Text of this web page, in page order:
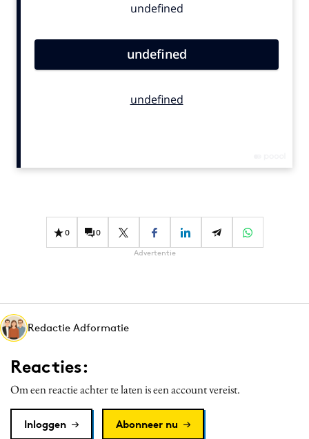
Contentmarketing
Effectiviteit
Gedragsverandering
Martech
Media
Merkstrategie
Programmatic
Purpose Marketing
Reputatie & crisis
0 0
Advertentie
Redactie Adformatie
Reacties:
Om een reactie achter te laten is een account vereist.
Inloggen Abonneer nu